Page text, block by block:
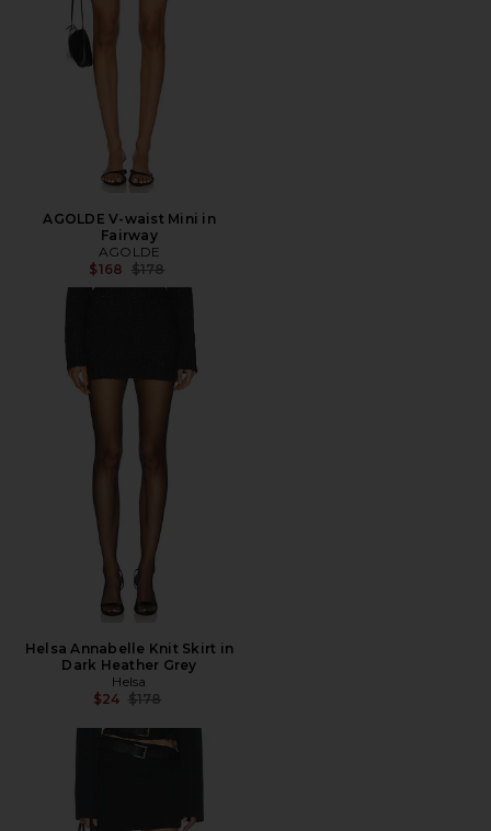
AGOLDE V-waist Mini in
Fairway
AGOLDE
$168 전 가격:
$178
Helsa Annabelle Knit Skirt in
Dark Heather Grey
Helsa
$24 전 가격:
$178